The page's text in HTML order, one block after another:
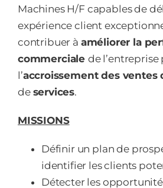
Machines H/F capables de
expérience client
contribuer à améliorer la
commerciale de l’entreprise
l’accroissement des
de services.
MISSIONS
Définir un plan de
identifier les clients
Détecter les